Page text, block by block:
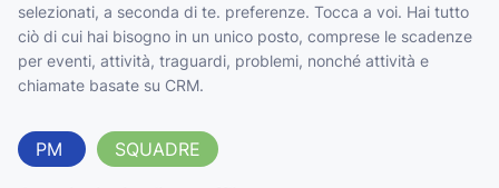
selezionati, a seconda di te. preferenze. Tocca a voi. Hai tutto
ciò di cui hai bisogno in un unico posto, comprese le scadenze
per eventi, attività, traguardi, problemi, nonché attività e
chiamate basate su CRM.
PM SQUADRE